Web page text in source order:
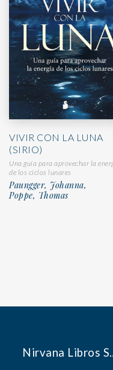
VIVIR CON LA LUNA
(SIRIO)
Una guía para aprovechar la
de los ciclos lunares
Paungger, Johanna,
Poppe, Thomas
Nirvana Libros